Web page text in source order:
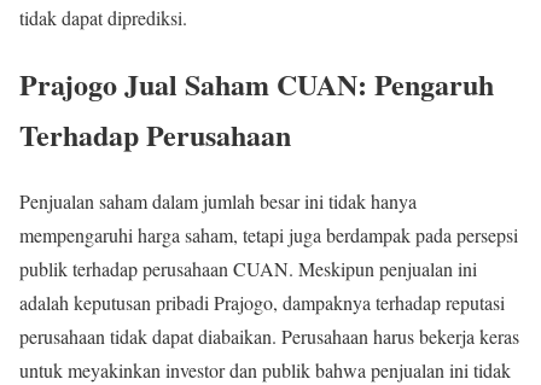
tidak dapat diprediksi.
Prajogo Jual Saham CUAN: Pengaruh
Terhadap Perusahaan
Penjualan saham dalam jumlah besar ini tidak hanya
mempengaruhi harga saham, tetapi juga berdampak pada persepsi
publik terhadap perusahaan CUAN. Meskipun penjualan ini
adalah keputusan pribadi Prajogo, dampaknya terhadap reputasi
perusahaan tidak dapat diabaikan. Perusahaan harus bekerja keras
untuk meyakinkan investor dan publik bahwa penjualan ini tidak